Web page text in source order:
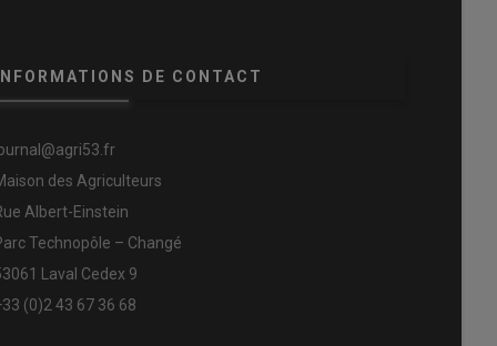
INFORMATIONS DE CONTACT
des Agriculteurs
Albert-Einstein
Technopôle – Changé
Laval Cedex 9
(0)2 43 67 36 68